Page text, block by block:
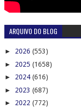
ARQUIVO DO BLOG
► 2026 (553)
► 2025 (1658)
► 2024 (616)
► 2023 (687)
► 2022 (772)